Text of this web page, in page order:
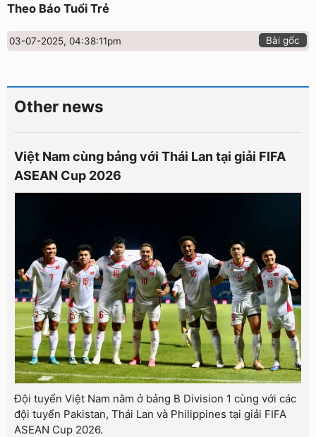
Theo Báo Tuổi Trẻ
03-07-2025, 04:38:11pm Bài gốc
Other news
Việt Nam cùng bảng với Thái Lan tại giải FIFA
ASEAN Cup 2026
Đội tuyển Việt Nam nằm ở bảng B Division 1 cùng với các
đội tuyển Pakistan, Thái Lan và Philippines tại giải FIFA
ASEAN Cup 2026.